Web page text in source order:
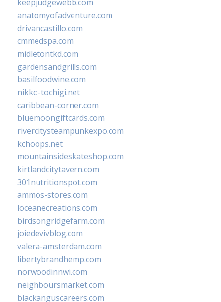
keepjudgewebb.com
anatomyofadventure.com
drivancastillo.com
cmmedspa.com
midletontkd.com
gardensandgrills.com
basilfoodwine.com
nikko-tochigi.net
caribbean-corner.com
bluemoongiftcards.com
rivercitysteampunkexpo.com
kchoops.net
mountainsideskateshop.com
kirtlandcitytavern.com
301nutritionspot.com
ammos-stores.com
loceanecreations.com
birdsongridgefarm.com
joiedevivblog.com
valera-amsterdam.com
libertybrandhemp.com
norwoodinnwi.com
neighboursmarket.com
blackanguscareers.com